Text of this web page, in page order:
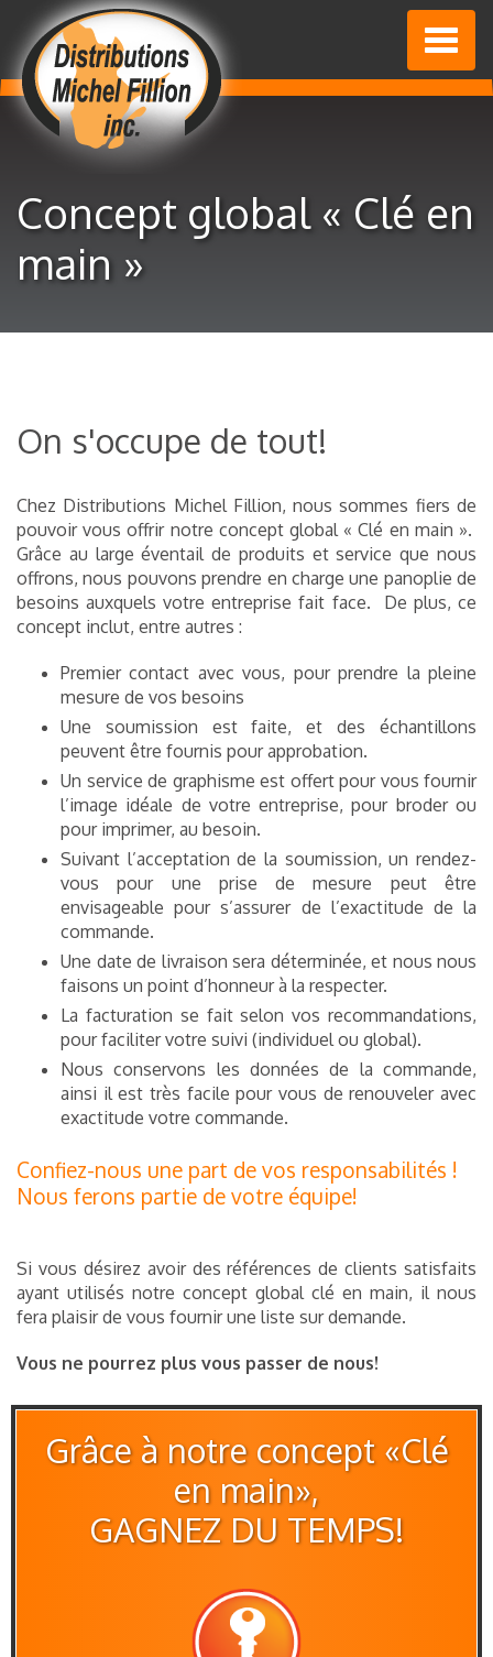
Concept global « Clé en
main »
On s'occupe de tout!
Chez Distributions Michel Fillion, nous sommes fiers de
pouvoir vous offrir notre concept global « Clé en main ».
Grâce au large éventail de produits et service que nous
offrons, nous pouvons prendre en charge une panoplie de
besoins auxquels votre entreprise fait face. De plus, ce
concept inclut, entre autres :
Premier contact avec vous, pour prendre la pleine
mesure de vos besoins
Une soumission est faite, et des échantillons
peuvent être fournis pour approbation.
Un service de graphisme est offert pour vous fournir
l’image idéale de votre entreprise, pour broder ou
pour imprimer, au besoin.
Suivant l’acceptation de la soumission, un rendez-
vous pour une prise de mesure peut être
envisageable pour s’assurer de l’exactitude de la
commande.
Une date de livraison sera déterminée, et nous nous
faisons un point d’honneur à la respecter.
La facturation se fait selon vos recommandations,
pour faciliter votre suivi (individuel ou global).
Nous conservons les données de la commande,
ainsi il est très facile pour vous de renouveler avec
exactitude votre commande.
Confiez-nous une part de vos responsabilités !
Nous ferons partie de votre équipe!
Si vous désirez avoir des références de clients satisfaits
ayant utilisés notre concept global clé en main, il nous
fera plaisir de vous fournir une liste sur demande.
Vous ne pourrez plus vous passer de nous!
Grâce à notre concept «Clé
en main»,
GAGNEZ DU TEMPS!